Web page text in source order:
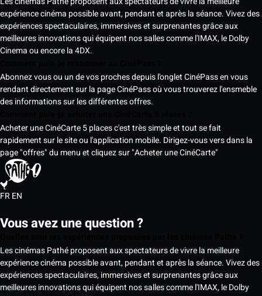
expérience cinéma possible avant, pendant et après la séance. Vivez des
expériences spectaculaires, immersives et surprenantes grâce aux
meilleures innovations qui équipent nos salles comme l'IMAX, le Dolby
Cinema ou encore la 4DX.
Abonnez vous ou un de vos proches depuis l'onglet CinéPass en vous
rendant directement sur la page CinéPass où vous trouverez l'ensmeble
des informations sur les différentes offres.
Acheter une CinéCarte 5 places c'est très simple et tout se fait
rapidement sur le site ou l'application mobile. Dirigez-vous vers dans la
page "offres" du menu et cliquez sur "Acheter une CinéCarte"
FREN
Vous avez une question ?
Les cinémas Pathé proposent aux spectateurs de vivre la meilleure
expérience cinéma possible avant, pendant et après la séance. Vivez des
expériences spectaculaires, immersives et surprenantes grâce aux
meilleures innovations qui équipent nos salles comme l'IMAX, le Dolby